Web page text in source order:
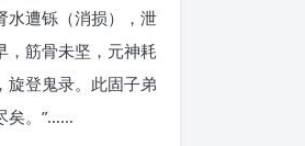
水遭铄（消损），泄
，筋骨未坚，元神耗
旋登鬼录。此固子弟
矣。”……